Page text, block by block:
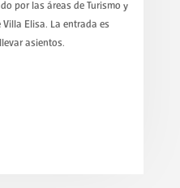
por las áreas de Turismo y
Elisa. La entrada es
asientos.